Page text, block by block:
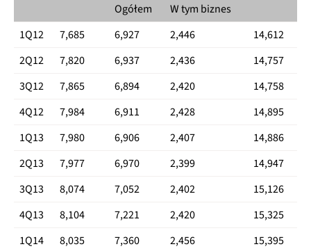
Ogółem
W tym biznes
1Q12
7,685 6,927 2,446
14,612
2Q12
7,820 6,937 2,436
14,757
3Q12
7,865 6,894 2,420
14,758
4Q12
7,984 6,911 2,428
14,895
1Q13
7,980 6,906 2,407
14,886
2Q13
7,977 6,970 2,399
14,947
3Q13
8,074 7,052 2,402
15,126
4Q13
8,104 7,221 2,420
15,325
1Q14
8,035 7,360 2,456
15,395